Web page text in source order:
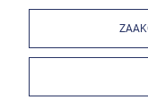
przyłbica